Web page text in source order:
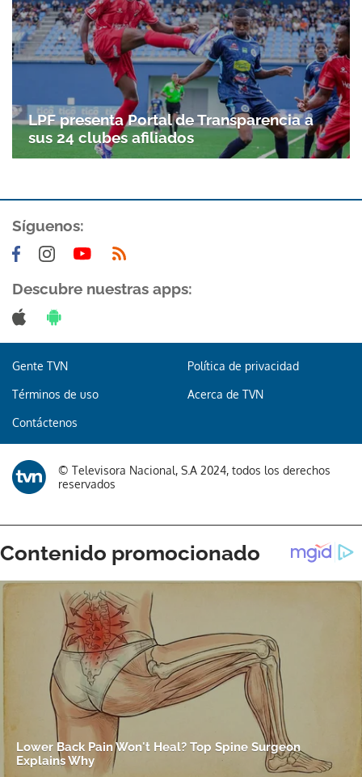
Gracias por suscribirte a nuestro boletín.
ACEPTAR
LPF presenta Portal de Transparencia a
sus 24 clubes afiliados
Síguenos:
Descubre nuestras apps:
Gente TVN Política de privacidad
Términos de uso Acerca de TVN
Contáctenos
© Televisora Nacional, S.A 2024, todos los derechos
reservados